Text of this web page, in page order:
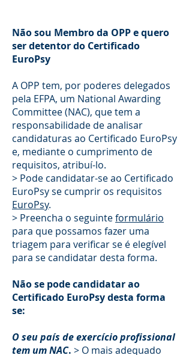
Não sou Membro da OPP e quero
ser detentor do Certificado
EuroPsy
A OPP tem, por poderes delegados
pela EFPA, um National Awarding
Committee (NAC), que tem a
responsabilidade de analisar
candidaturas ao Certificado EuroPsy
e, mediante o cumprimento de
requisitos, atribuí-lo.
> Pode candidatar-se ao Certificado
EuroPsy se cumprir os requisitos
EuroPsy.
> Preencha o seguinteformulário
para que possamos fazer uma
triagem para verificar se é elegível
para se candidatar desta forma.
Não se pode candidatar ao
Certificado EuroPsy desta forma
se:
O seu país de exercício profissional
tem um NAC. > O mais adequado